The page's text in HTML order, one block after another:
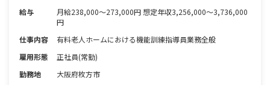
給与
月給238,000～273,000円 想定年収3,256,000～3,736,000
円
仕事内容
有料老人ホームにおける機能訓練指導員業務全般
雇用形態
正社員(常勤)
勤務地
大阪府枚方市